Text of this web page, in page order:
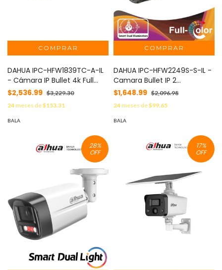
DAHUA IPC-HFW1839TC-A-IL
- Cámara IP Bullet 4k Full
Color + Iluminador Dual
Inteligente/ 8 Megapíxeles/
Dual Light/ Lente de 2.8
mm/ 110 Grados de
Integrado/ H.265/ IR de 30
Metros/ IP67/ PoE/ DWDR/
$2,536.99 $3,229.30
24meses de$153.31
BALA
DAHUA IPC-HFW2249S-S-IL -
Camara Bullet IP 2
Megapixeles/ Iluminador
Dual Inteligente+Full Color/
WizSense/ Lente de 2.8mm/
107 Grados/ Microfono
Visible/ Metalica/ Ranura
MicroSD/ WDR 120dB/ SMD
$1,648.99 $2,096.98
24meses de$99.65
BALA
28%
OFF
17%
OFF